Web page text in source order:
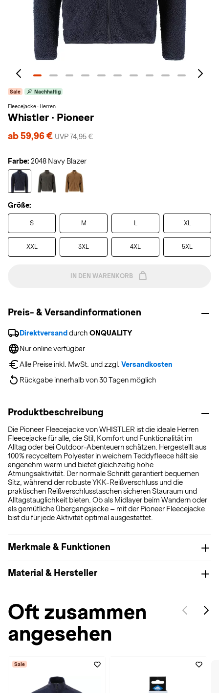
Sale Nachhaltig
Fleecejacke · Herren
Whistler · Pioneer
ab 59,96 € UVP 74,95 €
Farbe: 2048 Navy Blazer
Größe:
S M L XL
XXL 3XL 4XL 5XL
IN DEN WARENKORB
Preis- & Versandinformationen
Direktversand durch ONQUALITY
Nur online verfügbar
Alle Preise inkl. MwSt. und zzgl. Versandkosten
Rückgabe innerhalb von 30 Tagen möglich
Produktbeschreibung
Die Pioneer Fleecejacke von WHISTLER ist die ideale Herren
Fleecejacke für alle, die Stil, Komfort und Funktionalität im
Alltag oder bei Outdoor-Abenteuern schätzen. Hergestellt aus
100 % recyceltem Polyester in weichem Teddyfleece hält sie
angenehm warm und bietet gleichzeitig hohe
Atmungsaktivität. Der normale Schnitt garantiert bequemen
Sitz, während der robuste YKK-Reißverschluss und die
praktischen Reißverschlusstaschen sicheren Stauraum und
Alltagstauglichkeit bieten. Ob als Midlayer beim Wandern oder
als gemütliche Übergangsjacke – mit der Pioneer Fleecejacke
bist du für jede Aktivität optimal ausgestattet.
Merkmale & Funktionen
Material & Hersteller
Oft zusammen
angesehen
Sale